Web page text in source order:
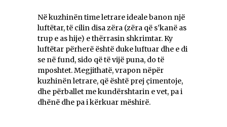
Në kuzhinën time letrare ideale banon një
luftëtar, të cilin disa zëra (zëra që s’kanë as
trup e as hije) e thërrasin shkrimtar. Ky
luftëtar përherë është duke luftuar dhe e di
se në fund, sido që të vijë puna, do të
mposhtet. Megjithatë, vrapon nëpër
kuzhinën letrare, që është prej çimentoje,
dhe përballet me kundërshtarin e vet, pa i
dhënë dhe pa i kërkuar mëshirë.